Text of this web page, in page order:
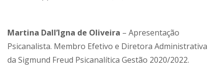
Martina Dall’Igna de Oliveira – Apresentação
Psicanalista. Membro Efetivo e Diretora Administrativa
da Sigmund Freud Psicanalítica Gestão 2020/2022.